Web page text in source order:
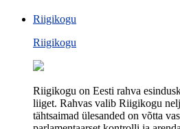
Riigikogu
Riigikogu
Riigikogu on Eesti rahva
liiget. Rahvas valib Riigikogu
tähtsaimad ülesanded on võtta